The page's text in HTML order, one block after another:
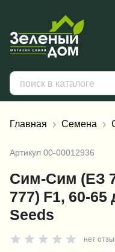
Главная Семена
Артикул 00-00012936
Сим-Сим (ЕЗ
777) F1, 60-
Seeds
нет